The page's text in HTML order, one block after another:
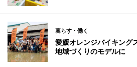
暮らす・働く
愛媛オレンジバイキン
地域づくりのモデルに